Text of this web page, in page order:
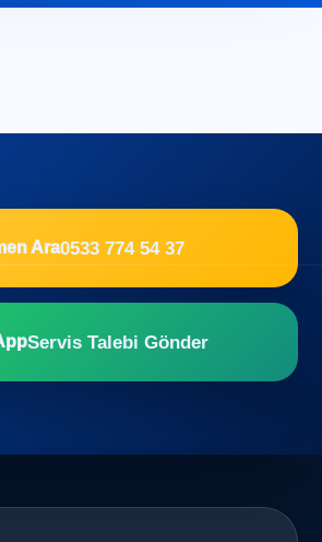
Ara0533 774 54 37
Servis Talebi Gönder